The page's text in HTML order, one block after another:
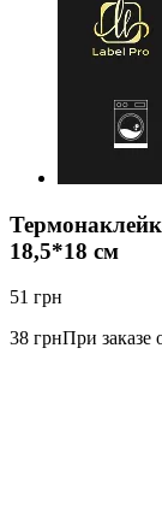
18,5*18 см
51 грн
38 грнПри заказе